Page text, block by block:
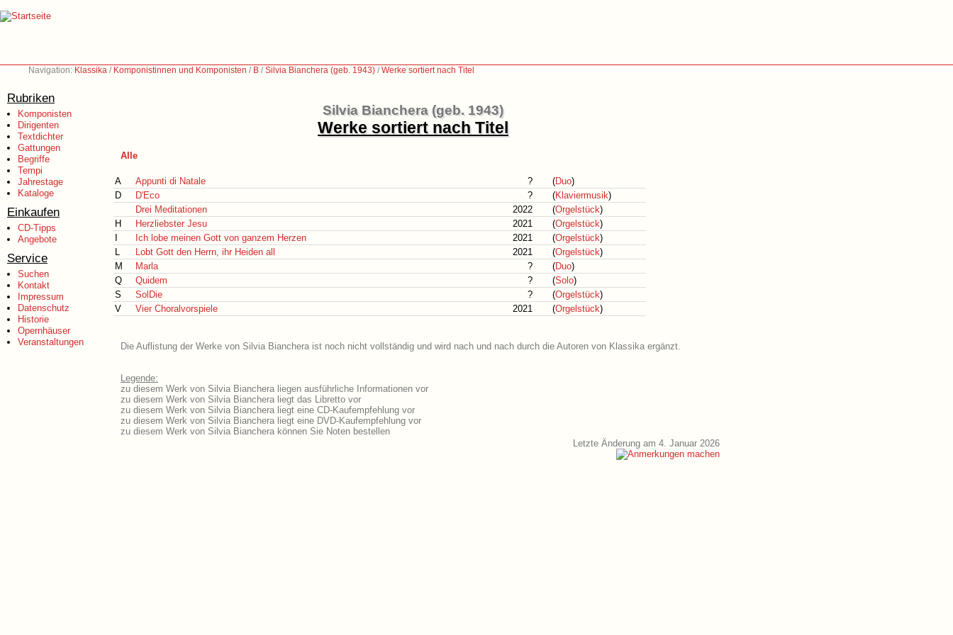
Navigation: Klassika / Komponistinnen und Komponisten / B /Silvia Bianchera (geb. 1943) /Werke sortiert nach Titel
Rubriken
Komponisten
Dirigenten
Textdichter
Gattungen
Begriffe
Tempi
Jahrestage
Kataloge
Einkaufen
CD-Tipps
Angebote
Service
Suchen
Kontakt
Impressum
Datenschutz
Historie
Opernhäuser
Veranstaltungen
Silvia Bianchera (geb. 1943)
Werke sortiert nach Titel
Alle
A Appunti di Natale ? (Duo)
D
D'Eco ? (Klaviermusik)
Drei Meditationen
2022 (Orgelstück)
H
Herzliebster Jesu 2021 (Orgelstück)
Ich lobe meinen Gott von ganzem Herzen 2021 (Orgelstück)
L
Lobt Gott den Herrn, ihr Heiden all 2021 (Orgelstück)
M
Marla ? (Duo)
Q
Quidem ? (Solo)
S
SolDie ? (Orgelstück)
V
Vier Choralvorspiele 2021 (Orgelstück)
Die Auflistung der Werke von Silvia Bianchera ist noch nicht vollständig und wird nach und nach durch die Autoren von Klassika ergänzt.
Legende:
zu diesem Werk von Silvia Bianchera liegen ausführliche Informationen vor
zu diesem Werk von Silvia Bianchera liegt das Libretto vor
zu diesem Werk von Silvia Bianchera liegt eine CD-Kaufempfehlung vor
zu diesem Werk von Silvia Bianchera liegt eine DVD-Kaufempfehlung vor
zu diesem Werk von Silvia Bianchera können Sie Noten bestellen
Letzte Änderung am 4. Januar 2026